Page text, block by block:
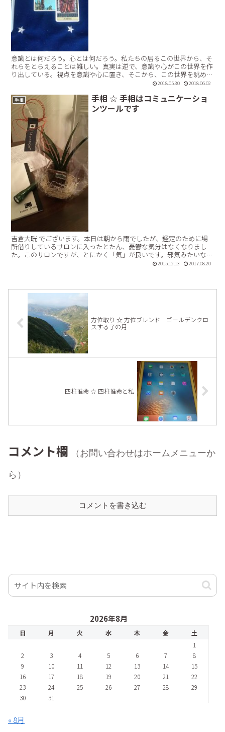
意識とは何だろう。心とは何だろう。私たちの居るこの世界から、そ
れらをとらえることは難しい。真実は逆で、意識や心がこの世界を作
り出している。視点を意識や心に置き、そこから、この世界を眺めよ
う。吉倉大晄 です。このブログは、私自身の記録的な意味...【続きを
2018.05.30 2018.06.02
手相
手相 ☆ 手相はコミュニケーショ
ンツールです
吉倉大晄 でございます。本日は朝から雨でしたが、鑑定のために場
所借りしているサロンに入ったとたん、憂鬱な気分はなくなりまし
た。このサロンですが、とにかく「気」が良いです。邪気みたいなも
のが感じられません。初めて訪れたときからそうでした。邪気...【続
2015.12.13 2017.08.20
方位取り ☆ 方位ブレンド ゴールデンクロ
スする子の月
四柱推命 ☆ 四柱推命と私
コメント欄
（お問い合わせはホームメニューか
ら）
コメントを書き込む
2026年8月
日 月 火 水 木 金
土
1
2
3 4 5 6 7
8
9
10 11 12 13 14
15
16
17 18 19 20 21
22
23
24 25 26 27 28
29
30
31
« 8月